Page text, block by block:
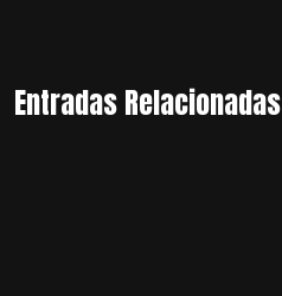
Entradas Relacionadas